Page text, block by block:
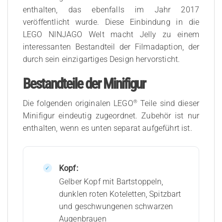
enthalten, das ebenfalls im Jahr 2017
veröffentlicht wurde. Diese Einbindung in die
LEGO NINJAGO Welt macht Jelly zu einem
interessanten Bestandteil der Filmadaption, der
durch sein einzigartiges Design hervorsticht.
Bestandteile der Minifigur
Die folgenden originalen LEGO®Teile sind dieser
Minifigur eindeutig zugeordnet. Zubehör ist nur
enthalten, wenn es unten separat aufgeführt ist.
Kopf:
Gelber Kopf mit Bartstoppeln,
dunklen roten Koteletten, Spitzbart
und geschwungenen schwarzen
Augenbrauen